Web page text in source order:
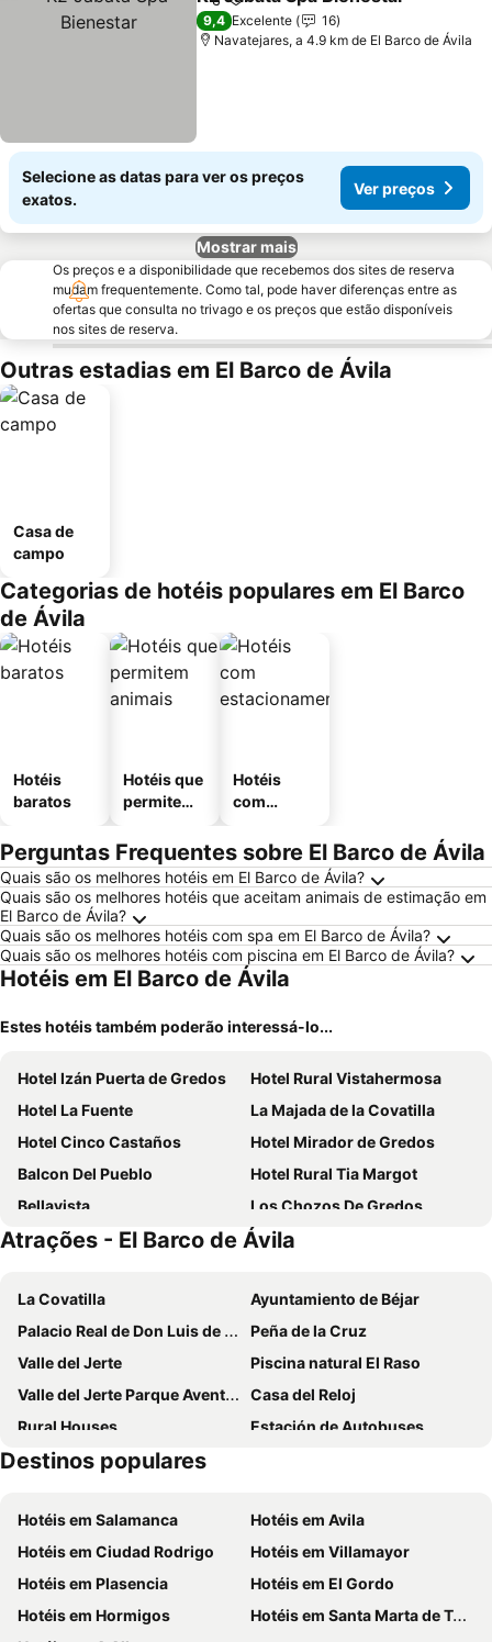
PartilharAdicionar aos favoritos
9,4 Excelente
16
Navatejares, a 4.9 km de El Barco de Ávila
Selecione as datas para ver os preços
exatos.
Ver preços
Mostrar mais
Os preços e a disponibilidade que recebemos dos sites de reserva
mudam frequentemente. Como tal, pode haver diferenças entre as
ofertas que consulta no trivago e os preços que estão disponíveis
nos sites de reserva.
Outras estadias em El Barco de Ávila
Casa de
campo
Categorias de hotéis populares em El Barco
de Ávila
Hotéis
baratos
Hotéis que
permitem
Hotéis
com
mento
Perguntas Frequentes sobre El Barco de Ávila
Quais são os melhores hotéis em El Barco de Ávila?
Quais são os melhores hotéis que aceitam animais de estimação em
El Barco de Ávila?
Quais são os melhores hotéis com spa em El Barco de Ávila?
Quais são os melhores hotéis com piscina em El Barco de Ávila?
Hotéis em El Barco de Ávila
Estes hotéis também poderão interessá-lo...
Hotel Izán Puerta de Gredos
Hotel Rural Vistahermosa
Hotel La Fuente
La Majada de la Covatilla
Hotel Cinco Castaños
Hotel Mirador de Gredos
Balcon Del Pueblo
Hotel Rural Tia Margot
Bellavista
Los Chozos De Gredos
Real De Barco
La Galamperna
El Travieso
El Jardín del Laurel
Hostal Restaurante Pasaje
Atrações - El Barco de Ávila
La Covatilla
Ayuntamiento de Béjar
Palacio Real de Don Luis de Borbón y Farnesio
Peña de la Cruz
Valle del Jerte
Piscina natural El Raso
Valle del Jerte Parque Aventura
Casa del Reloj
Rural Houses
Estación de Autobuses
Pantano de Santa Teresa
Monasterio de Yuste
Garganta de Alardos
Conjunto histórico-artístico
Destinos populares
Hotéis em Salamanca
Hotéis em Avila
Hotéis em Ciudad Rodrigo
Hotéis em Villamayor
Hotéis em Plasencia
Hotéis em El Gordo
Hotéis em Hormigos
Hotéis em Santa Marta de Tormes